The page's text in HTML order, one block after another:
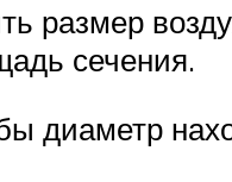
размер
сечения.
диаметр